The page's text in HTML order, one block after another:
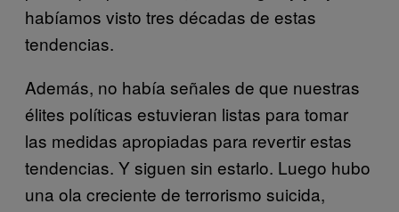
habíamos visto tres décadas de estas
tendencias.
Además, no había señales de que nuestras
élites políticas estuvieran listas para tomar
las medidas apropiadas para revertir estas
tendencias. Y siguen sin estarlo. Luego hubo
una ola creciente de terrorismo suicida,